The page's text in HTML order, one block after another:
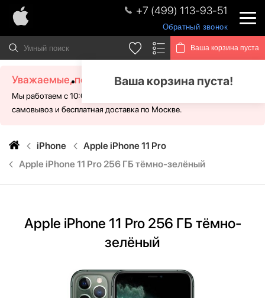
+7 (499) 113-93-51
Обратный звонок
Ваша корзина пуста
Ваша корзина пуста!
Уважаемые, посетители!
Мы работаем с 10:00 - 21:00 без выходных. Для Вас доступен
самовывоз и бесплатная доставка по Москве.
iPhone
Apple iPhone 11 Pro
Apple iPhone 11 Pro 256 ГБ тёмно-зелёный
Apple iPhone 11 Pro 256 ГБ тёмно-
зелёный